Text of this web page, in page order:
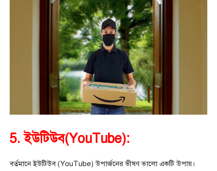
5. ইউটিউব(YouTube):
বর্তমানে ইউটিউব (YouTube) উপার্জনের ভীষণ ভালো একটি উপায়।